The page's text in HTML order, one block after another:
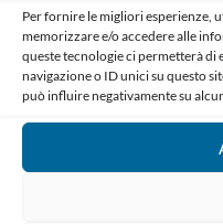
Per fornire le migliori esperienze,
memorizzare e/o accedere alle
queste tecnologie ci permetterà
navigazione o ID unici su questo
può influire negativamente su
AMMINISTRAZIONE
ESPERTI ART.
ORGANISMO CRISI